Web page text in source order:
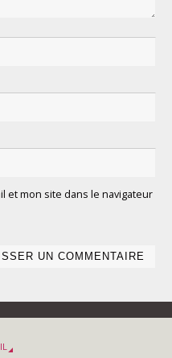
et mon site dans le navigateur